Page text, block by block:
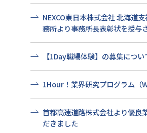
NEXCO東日本株式会社 北海道
務所より事務所長表彰状を授与
【1Day職場体験】の募集につい
1Hour！業界研究プログラム（
首都高速道路株式会社より優良
だきました